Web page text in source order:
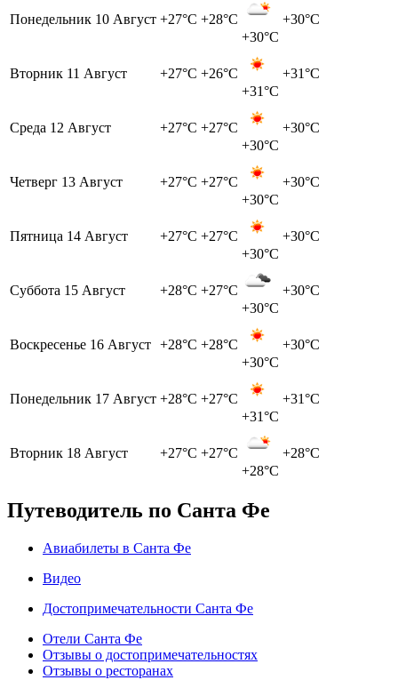
Понедельник 10 Август +27°C +28°C
+30°C
+30°C
Вторник 11 Август +27°C +26°C
+31°C
+31°C
Среда 12 Август +27°C +27°C
+30°C
+30°C
Четверг 13 Август +27°C +27°C
+30°C
+30°C
Пятница 14 Август +27°C +27°C
+30°C
+30°C
Суббота 15 Август +28°C +27°C
+30°C
+30°C
Воскресенье 16 Август +28°C +28°C
+30°C
+30°C
Понедельник 17 Август +28°C +27°C
+31°C
+31°C
Вторник 18 Август +27°C +27°C
+28°C
+28°C
Путеводитель по Санта Фе
Авиабилеты в Санта Фе
Видео
Достопримечательности Санта Фе
Отели Санта Фе
Отзывы о достопримечательностях
Отзывы о ресторанах